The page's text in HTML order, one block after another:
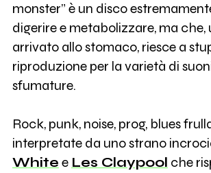
monster” è un disco
digerire e metabolizzare, ma che,
arrivato allo stomaco, riesce a
riproduzione per la varietà di
sfumature.
Rock, punk, noise, prog, blues
interpretate da uno strano
White e Les Claypool che